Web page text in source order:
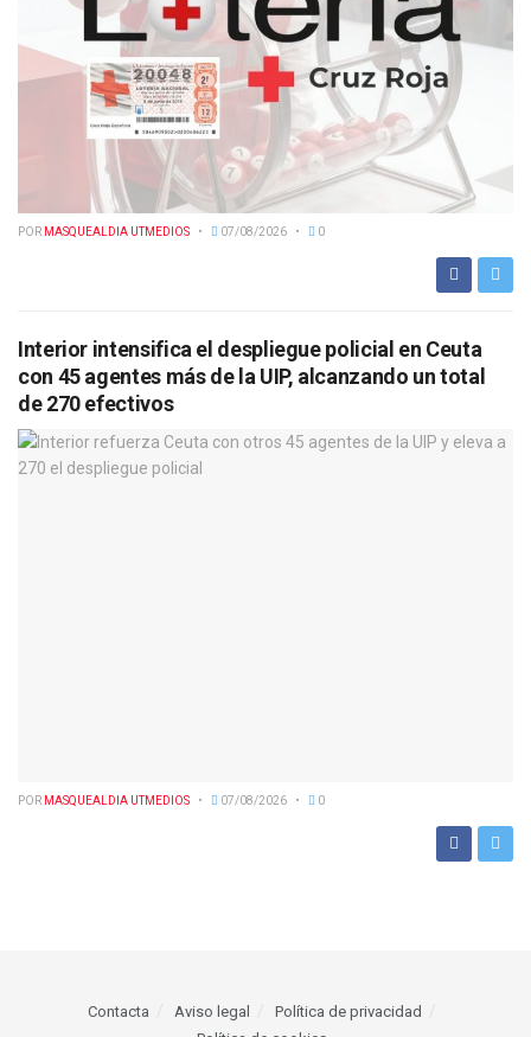
POR MASQUEALDIA UTMEDIOS 07/08/2026 0
Interior intensifica el despliegue policial en Ceuta
con 45 agentes más de la UIP, alcanzando un total
de 270 efectivos
POR MASQUEALDIA UTMEDIOS 07/08/2026 0
Contacta Aviso legal
Política de privacidad